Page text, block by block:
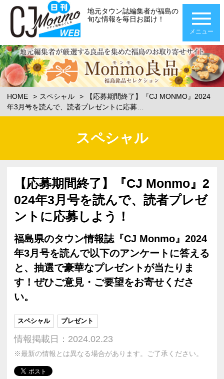
地元タウン誌編集者が福島の
旬な情報を毎日お届け！
メニュー
HOME スペシャル
【応募期間終了】『CJ MONMO』2024
年3月号を読んで、読者プレゼントに応募…
スペシャル
【応募期間終了】『CJ Monmo』2
024年3月号を読んで、読者プレゼ
ントに応募しよう！
福島県のタウン情報誌『CJ Monmo』2024
年3月号を読んで以下のアンケートに答える
と、抽選で豪華なプレゼントが当たりま
す！ぜひご意見・ご要望をお寄せくださ
い。
スペシャル プレゼント
情報掲載日：2024.02.23
※最新の情報とは異なる場合があります。ご了承ください。